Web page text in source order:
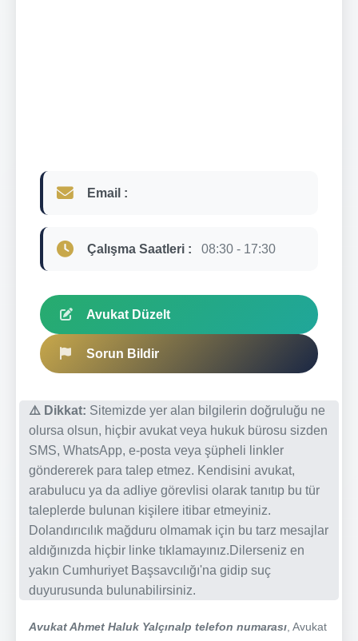
Email :
Çalışma Saatleri : 08:30 - 17:30
Avukat Düzelt
Sorun Bildir
⚠️ Dikkat: Sitemizde yer alan bilgilerin doğruluğu ne
olursa olsun, hiçbir avukat veya hukuk bürosu sizden
SMS, WhatsApp, e-posta veya şüpheli linkler
göndererek para talep etmez. Kendisini avukat,
arabulucu ya da adliye görevlisi olarak tanıtıp bu tür
taleplerde bulunan kişilere itibar etmeyiniz.
Dolandırıcılık mağduru olmamak için bu tarz mesajlar
aldığınızda hiçbir linke tıklamayınız.Dilerseniz en
yakın Cumhuriyet Başsavcılığı'na gidip suç
duyurusunda bulunabilirsiniz.
Avukat Ahmet Haluk Yalçınalp telefon numarası , Avukat